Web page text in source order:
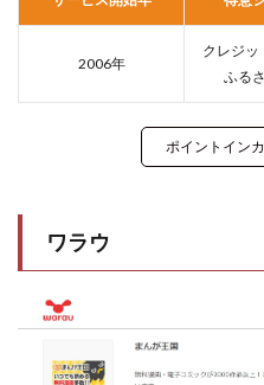
2006年
クレジッ
ふる
ポイントイン
ワラウ